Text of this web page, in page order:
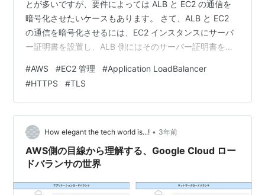
とが多いですが、要件によっては ALB と EC2 の通信を
暗号化させたいケースもあります。 さて、ALB と EC2
の通信を暗号化させるには、EC2 インスタンスにサーバ
ー証明書を設置し、ALB 側にはそのサーバー証明書を検
メージしがちです。 しかし、ALB 側には、ルート証明書
を設置するような設定項目はなく、一体どうやって ALB
と EC2 インスタンス間の通信を HTTPS 化するのか原理
がわかりませんでした。 一体どうやって、サーバー証明
書の検証を ALB に行わせたら…
#AWS #EC2 管理 #Application LoadBalancer
#HTTPS #TLS
How elegant the tech world is...! • 3年前
AWS側の目線から理解する、Google Cloud ロー
ドバランサの世界